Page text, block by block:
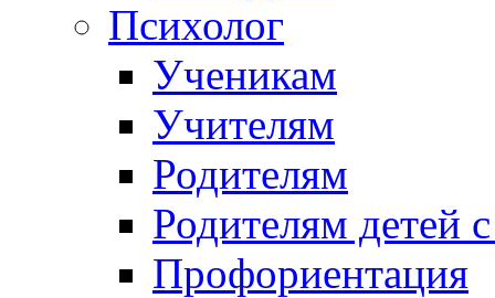
Психолог
Ученикам
Учителям
Родителям
Родителям детей
Профориентация